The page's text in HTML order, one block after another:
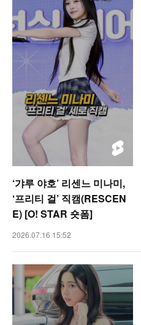
‘갸루 야호’ 리센느 미나미,
‘프리티 걸’ 직캠(RESCEN
E) [O! STAR 숏폼]
2026.07.16 15:52